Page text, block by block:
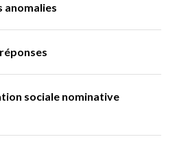
anomalies
sociale nominative